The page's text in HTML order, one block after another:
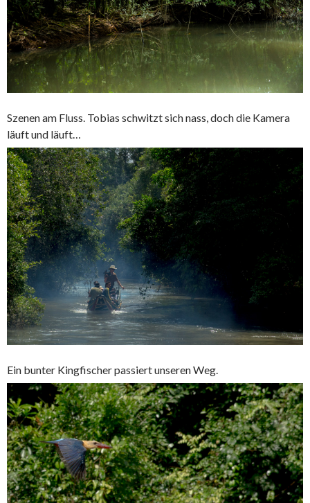
Szenen am Fluss. Tobias schwitzt sich nass, doch die Kamera
läuft und läuft…
Ein bunter Kingfischer passiert unseren Weg.